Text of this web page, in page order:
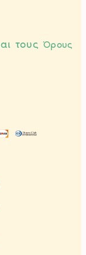
τουςΌρους